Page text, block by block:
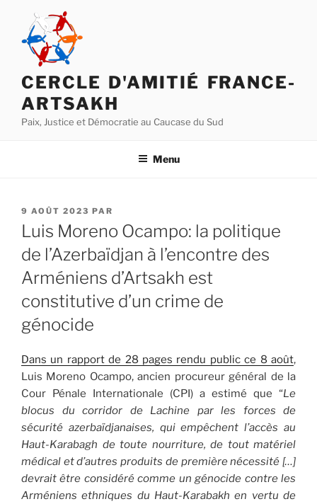
contenu
principal
CERCLE D'AMITIÉ FRANCE-
ARTSAKH
Paix, Justice et Démocratie au Caucase du Sud
Menu
PUBLIÉ
LE
9 AOÛT 2023 PAR
Luis Moreno Ocampo: la politique
de l’Azerbaïdjan à l’encontre des
Arméniens d’Artsakh est
constitutive d’un crime de
génocide
Dans un rapport de 28 pages rendu public ce 8 août,
Luis Moreno Ocampo, ancien procureur général de la
Cour Pénale Internationale (CPI) a estimé que “Le
blocus du corridor de Lachine par les forces de
sécurité azerbaïdjanaises, qui empêchent l’accès au
Haut-Karabagh de toute nourriture, de tout matériel
médical et d’autres produits de première nécessité […]
devrait être considéré comme un génocide contre les
Arméniens ethniques du Haut-Karabakh en vertu de